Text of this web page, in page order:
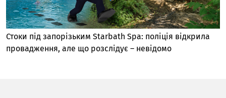
Стоки під запорізьким Starbath Spa: поліція відкрила
провадження, але що розслідує – невідомо